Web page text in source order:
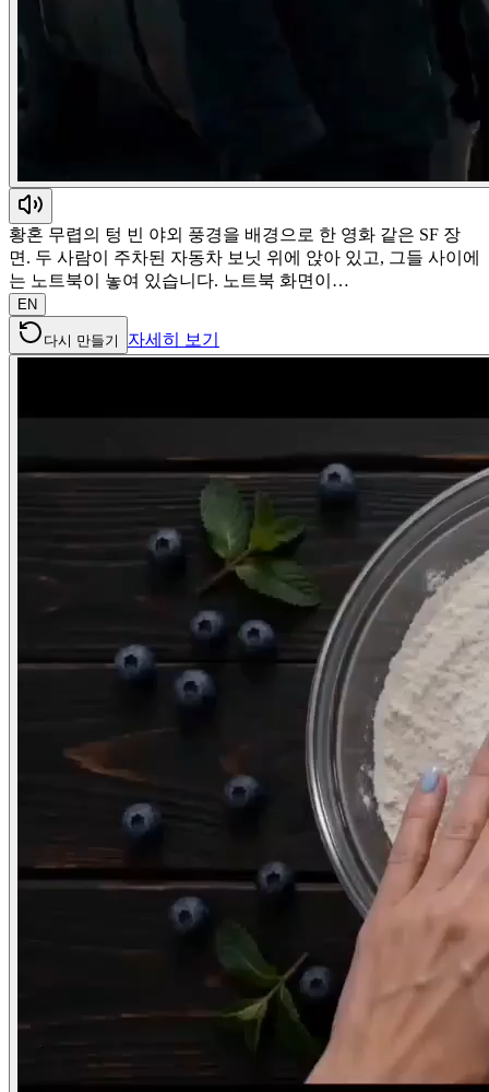
황혼 무렵의 텅 빈 야외 풍경을 배경으로 한 영화 같은 SF 장
면. 두 사람이 주차된 자동차 보닛 위에 앉아 있고, 그들 사이에
는 노트북이 놓여 있습니다. 노트북 화면이…
EN
다시 만들기 자세히 보기